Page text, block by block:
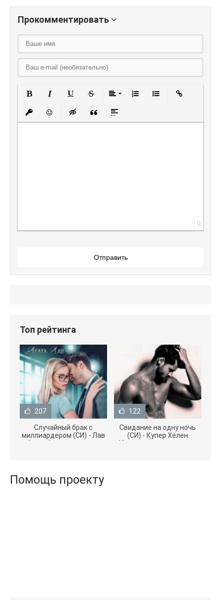
Прокомментировать
Вставить защищенную ссылку
Вставить смайлик
Вставка скрытого текста
Вставка цитаты
Вставка спойлера
0
Отправить
Топ рейтинга
207
Случайный брак с
миллиардером (СИ) - Лав
Агата (полная версия
122
Свидание на одну ночь
(СИ) - Купер Хелен
(бесплатные серии книг
Помощь проекту